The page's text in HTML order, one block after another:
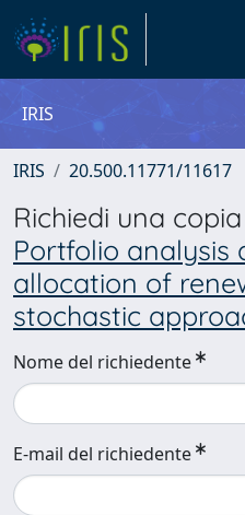
IRIS
IRIS 20.500.11771/11617
Richiedi una
Portfolio analysis
allocation of
stochastic
Nome del richiedente
E-mail del richiedente